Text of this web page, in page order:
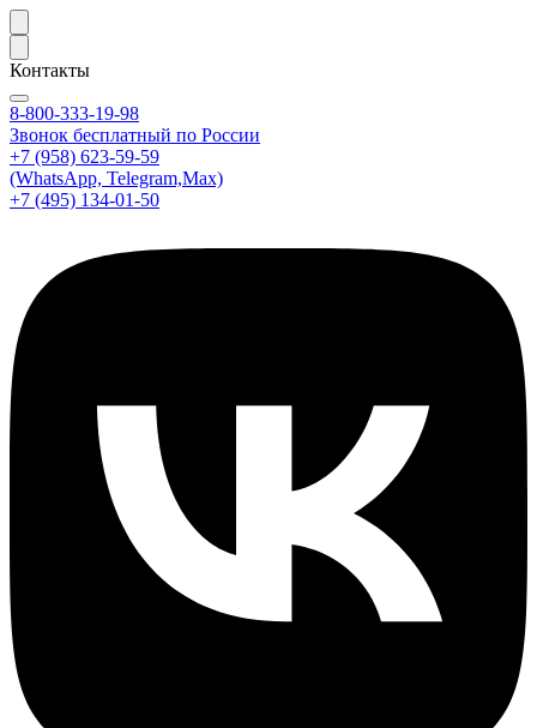
Контакты
8-800-333-19-98
Звонок бесплатный по России
+7 (958) 623-59-59
(WhatsApp, Telegram,Max)
+7 (495) 134-01-50